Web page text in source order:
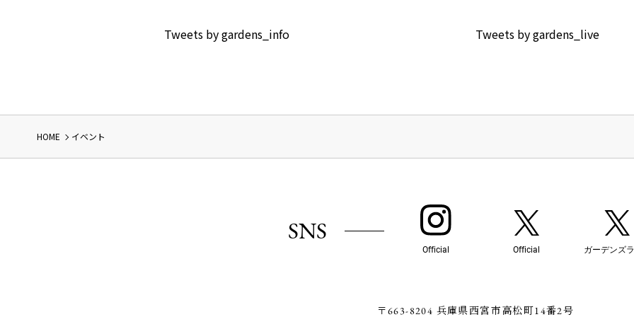
Tweets by gardens_info Tweets by gardens_live
HOME イベント
SNS
Official Official ガーデンズ
〒663-8204 兵庫県西宮市高松町14番2号